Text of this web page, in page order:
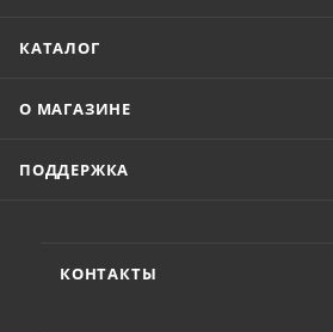
КАТАЛОГ
О МАГАЗИНЕ
ПОДДЕРЖКА
КОНТАКТЫ